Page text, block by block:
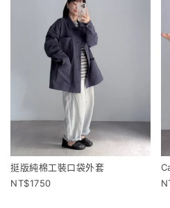
挺版純棉工裝口袋外套
1750